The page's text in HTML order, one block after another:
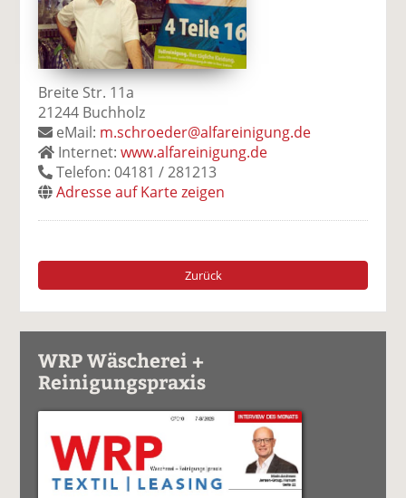
Breite Str. 11a
21244 Buchholz
eMail: m.schroeder@alfareinigung.de
Internet:www.alfareinigung.de
Telefon: 04181 / 281213
Adresse auf Karte zeigen
Zurück
WRP Wäscherei +
Reinigungspraxis